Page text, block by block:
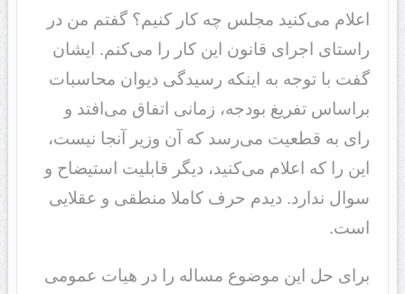
اعلام می‌کنید مجلس چه کار کنیم؟ گفتم من در
راستای اجرای قانون این کار را می‌کنم. ایشان
گفت با توجه به اینکه رسیدگی دیوان محاسبات
براساس تفریغ بودجه، زمانی اتفاق می‌افتد و
رای به قطعیت می‌رسد که آن وزیر آنجا نیست،
این را که اعلام می‌کنید، دیگر قابلیت استیضاح و
سوال ندارد. دیدم حرف کاملا منطقی و عقلایی
است.
برای حل این موضوع مساله را در هیات عمومی